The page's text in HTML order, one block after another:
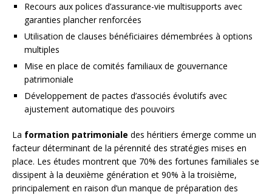
Recours aux polices d’assurance-vie multisupports avec
garanties plancher renforcées
Utilisation de clauses bénéficiaires démembrées à options
multiples
Mise en place de comités familiaux de gouvernance
patrimoniale
Développement de pactes d’associés évolutifs avec
ajustement automatique des pouvoirs
La formation patrimoniale des héritiers émerge comme un
facteur déterminant de la pérennité des stratégies mises en
place. Les études montrent que 70% des fortunes familiales se
dissipent à la deuxième génération et 90% à la troisième,
principalement en raison d’un manque de préparation des